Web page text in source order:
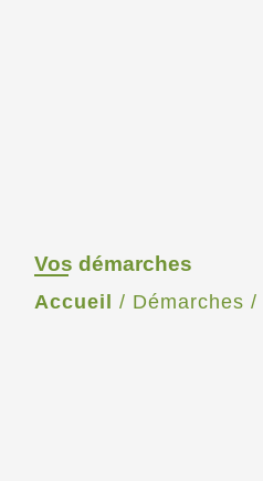
Vos démarches
Accueil / Démarches /